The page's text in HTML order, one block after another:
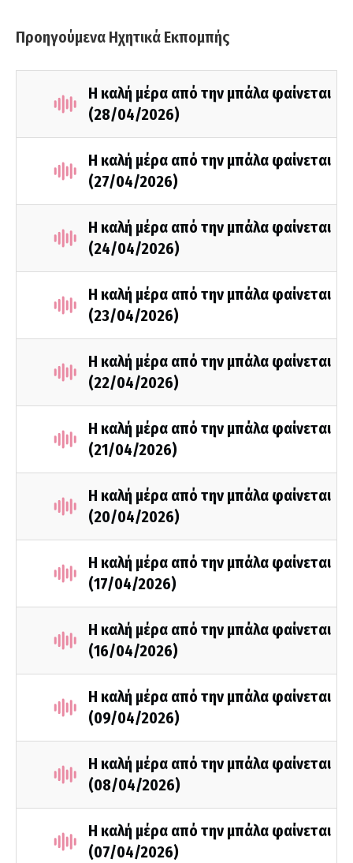
Προηγούμενα Ηχητικά Εκπομπής
Η καλή μέρα από την μπάλα φαίνεται
(28/04/2026)
Η καλή μέρα από την μπάλα φαίνεται
(27/04/2026)
Η καλή μέρα από την μπάλα φαίνεται
(24/04/2026)
Η καλή μέρα από την μπάλα φαίνεται
(23/04/2026)
Η καλή μέρα από την μπάλα φαίνεται
(22/04/2026)
Η καλή μέρα από την μπάλα φαίνεται
(21/04/2026)
Η καλή μέρα από την μπάλα φαίνεται
(20/04/2026)
Η καλή μέρα από την μπάλα φαίνεται
(17/04/2026)
Η καλή μέρα από την μπάλα φαίνεται
(16/04/2026)
Η καλή μέρα από την μπάλα φαίνεται
(09/04/2026)
Η καλή μέρα από την μπάλα φαίνεται
(08/04/2026)
Η καλή μέρα από την μπάλα φαίνεται
(07/04/2026)